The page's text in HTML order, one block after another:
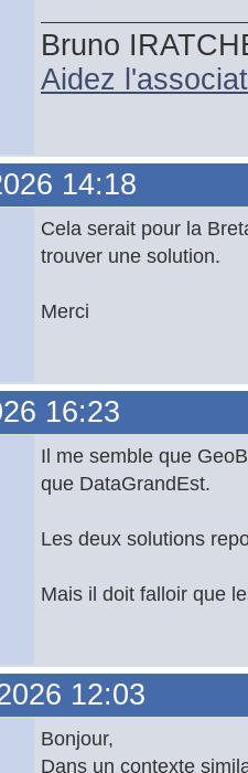
Bruno
Aidez
14:18
Cela serait pour la
trouver une solution.
Merci
16:23
Il me semble que
que DataGrandEst.
Les deux solutions
Mais il doit falloir que
12:03
Bonjour,
Dans un contexte